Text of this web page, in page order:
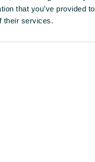
that you’ve provided
their services.